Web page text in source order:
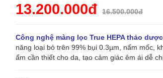
13.200.000đ 16.500.000đ
Công nghệ màng lọc True HEPA thảo
năng loại bỏ trên 99% bụi 0.3µm, nấm mốc,
ẩm cần thiết cho da, tạo cảm giác êm ái dễ